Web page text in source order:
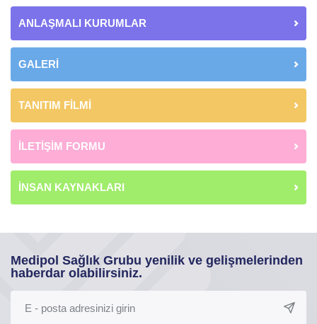
ANLAŞMALI KURUMLAR
GALERİ
TANITIM FİLMİ
İLETİŞİM FORMU
İNSAN KAYNAKLARI
Medipol Sağlık Grubu yenilik ve gelişmelerinden
haberdar olabilirsiniz.